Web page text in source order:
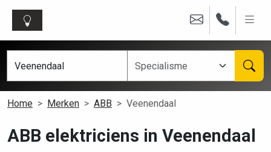
Home Merken ABB Veenendaal
ABB elektriciens in Veenendaal